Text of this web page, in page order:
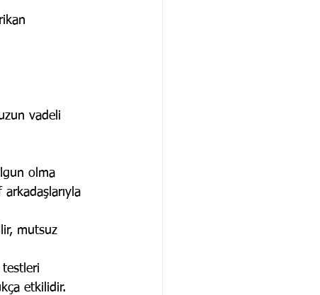
vadeli
olma
arkadaşlarıyla
mutsuz
etkilidir.